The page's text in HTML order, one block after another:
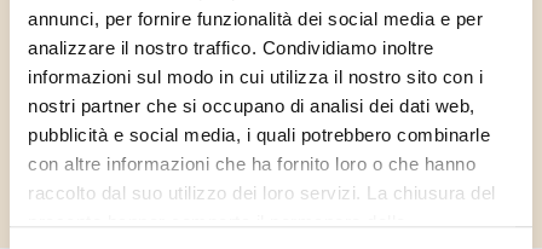
annunci, per fornire funzionalità dei social media e per
analizzare il nostro traffico. Condividiamo inoltre
informazioni sul modo in cui utilizza il nostro sito con i
nostri partner che si occupano di analisi dei dati web,
pubblicità e social media, i quali potrebbero combinarle
con altre informazioni che ha fornito loro o che hanno
raccolto dal suo utilizzo dei loro servizi. La chiusura del